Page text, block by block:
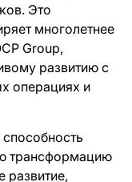
Это
многолетнее
Group,
развитию с
операциях и
трансформацию
развитие,